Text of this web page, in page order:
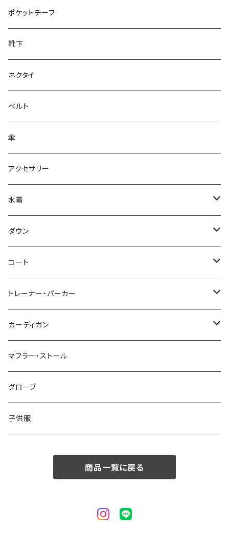
28cm～
ポケットチーフ
靴下
ネクタイ
ベルト
傘
アクセサリー
水着
～44/S
46/M
48/L
50/XL～
ダウン
～44/S
46/M
48/L
50/XL～
コート
～44/S
46/M
48/L
50/XL～
トレーナー・パーカー
～44/S
46/M
48/L
50/XL～
カーディガン
～44/S
46/M
48/L
マフラー・ストール
グローブ
子供服
商品一覧に戻る